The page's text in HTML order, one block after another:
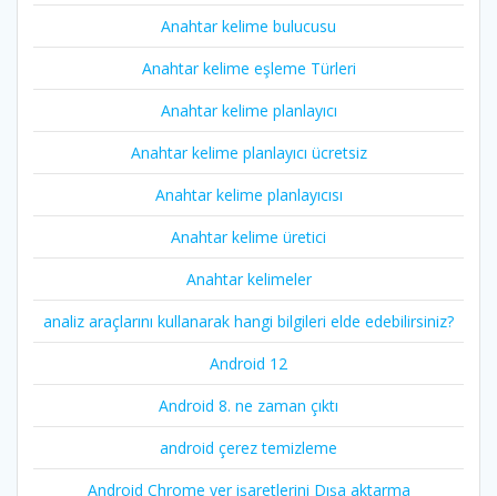
Anahtar kelime bulucusu
Anahtar kelime eşleme Türleri
Anahtar kelime planlayıcı
Anahtar kelime planlayıcı ücretsiz
Anahtar kelime planlayıcısı
Anahtar kelime üretici
Anahtar kelimeler
analiz araçlarını kullanarak hangi bilgileri elde edebilirsiniz?
Android 12
Android 8. ne zaman çıktı
android çerez temizleme
Android Chrome yer işaretlerini Dışa aktarma